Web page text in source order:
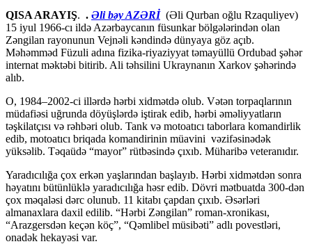
QISA ARAYIŞ. . Əli bəy AZƏRİ(Əli Qurban oğlu Rzaquliyev)
15 iyul 1966-cı ildə Azərbaycanın füsunkar bölgələrindən olan
Zəngilan rayonunun Vejnəli kəndində dünyaya göz açıb.
Məhəmməd Füzuli adına fizika-riyaziyyat təmayüllü Ordubad şəhər
internat məktəbi bitirib. Ali təhsilini Ukraynanın Xarkov şəhərində
alıb.
O, 1984–2002-ci illərdə hərbi xidmətdə olub. Vətən torpaqlarının
müdafiəsi uğrunda döyüşlərdə iştirak edib, hərbi əməliyyatların
təşkilatçısı və rəhbəri olub. Tank və motoatıcı taborlara komandirlik
edib, motoatıcı briqada komandirinin müavini vəzifəsinədək
yüksəlib. Təqaüdə “mayor” rütbəsində çıxıb. Müharibə veteranıdır.
Yaradıcılığa çox erkən yaşlarından başlayıb. Hərbi xidmətdən sonra
həyatını bütünlüklə yaradıcılığa həsr edib. Dövri mətbuatda 300-dən
çox məqaləsi dərc olunub. 11 kitabı çapdan çıxıb. Əsərləri
almanaxlara daxil edilib. “Hərbi Zəngilan” roman-xronikası,
“Arazgersdən keçən köç”, “Qəmlibel müsibəti” adlı povestləri,
onadək hekayəsi var.